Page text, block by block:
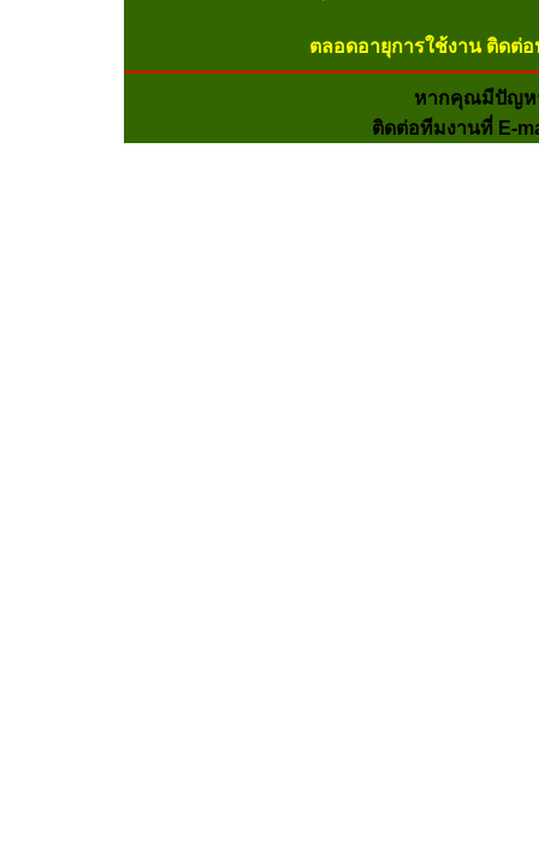
ตลอดอายุการใช้งาน ติดต่
หากคุณมีปัญห
ติดต่อทีมงานที่ E-